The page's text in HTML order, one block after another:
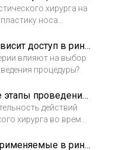
хирурга на
носа
От чего зависит доступ в ринопластике?
влияют на выбор
процедуры?
Основные этапы проведения ринопластики
действий
хирурга во время
Методы применяемые в ринопластике